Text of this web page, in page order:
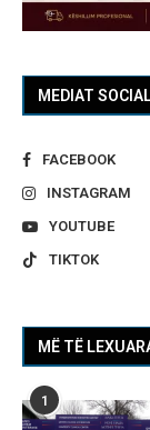
MEDIAT
FACEBOOK
INSTAGRAM
YOUTUBE
TIKTOK
MË TË
1